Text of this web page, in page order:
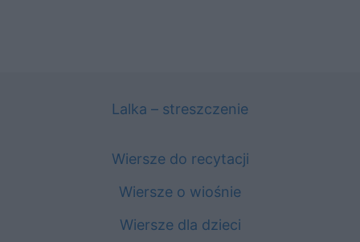
Lalka – streszczenie
Wiersze do recytacji
Wiersze o wiośnie
Wiersze dla dzieci